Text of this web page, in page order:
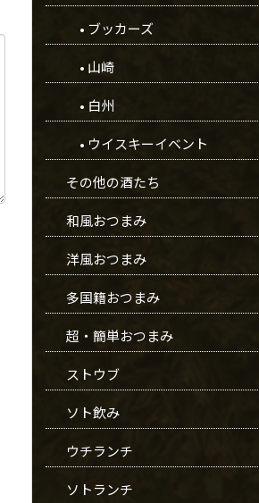
• ブッカーズ
• 山崎
• 白州
• ウイスキーイベント
その他の酒たち
和風おつまみ
洋風おつまみ
多国籍おつまみ
超・簡単おつまみ
ストウブ
ソト飲み
ウチランチ
ソトランチ